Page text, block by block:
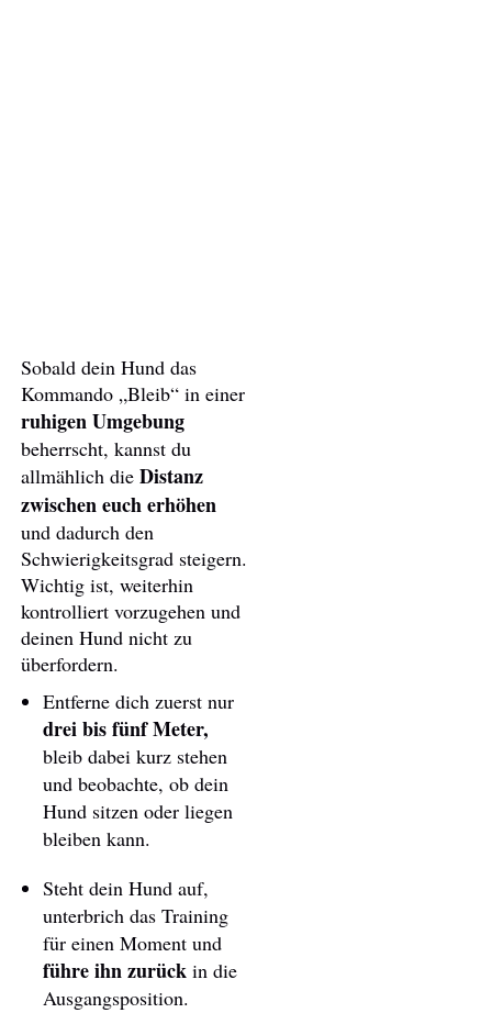
Sobald dein Hund das
Kommando „Bleib“ in einer
ruhigen Umgebung
beherrscht, kannst du
allmählich die Distanz
zwischen euch erhöhen
und dadurch den
Schwierigkeitsgrad steigern.
Wichtig ist, weiterhin
kontrolliert vorzugehen und
deinen Hund nicht zu
überfordern.
Entferne dich zuerst nur
drei bis fünf Meter,
bleib dabei kurz stehen
und beobachte, ob dein
Hund sitzen oder liegen
bleiben kann.
Steht dein Hund auf,
unterbrich das Training
für einen Moment und
führe ihn zurück in die
Ausgangsposition.